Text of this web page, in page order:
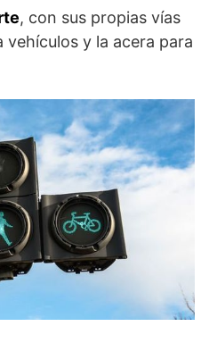
, con sus propias vías
vehículos y la acera para